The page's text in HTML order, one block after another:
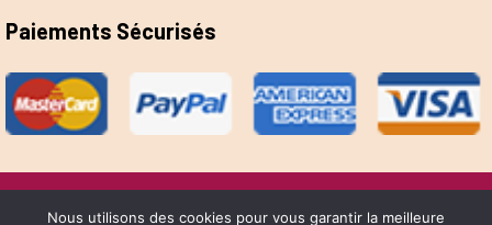
Paiements Sécurisés
@Escale de la Save 2022 - Réalisation Sophie
Nous utilisons des cookies pour vous garantir la meilleure